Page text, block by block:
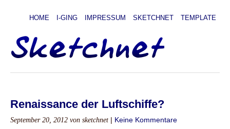
HOME I-GING IMPRESSUM SKETCHNET TEMPLATE
Renaissance der Luftschiffe?
September 20, 2012 von sketchnet Keine Kommentare